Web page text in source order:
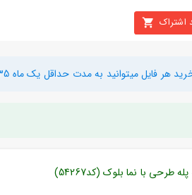
به مدت حداقل یک ماه 35 فایل را دانلود کنید
طرحی با نما بلوک (کد54267)